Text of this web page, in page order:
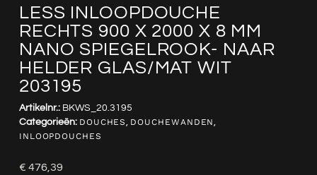
LESS INLOOPDOUCHE
RECHTS 900 X 2000 X 8 MM
NANO SPIEGELROOK- NAAR
HELDER GLAS/MAT WIT
203195
Artikelnr.: BKWS_20.3195
Categorieën: DOUCHES, DOUCHEWANDEN,
INLOOPDOUCHES
€ 476,39